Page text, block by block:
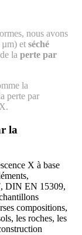
nous avons
et séché
la perte par
la
perte par
la
X à base
DIN EN 15309,
compositions,
les roches, les